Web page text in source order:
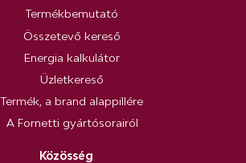
Termékbemutató
Összetevő kereső
Energia kalkulátor
Üzletkereső
Termék, a brand alappillére
A Fornetti gyártósorairól
Közösség